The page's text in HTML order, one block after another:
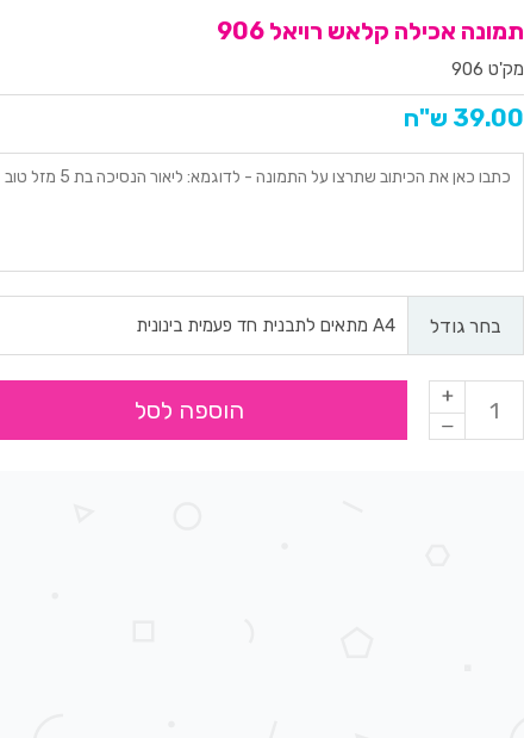
תמונה אכילה קלאש רויאל 906
מק'ט 906
39.00 ש"ח
בחר גודל
הוספה לסל